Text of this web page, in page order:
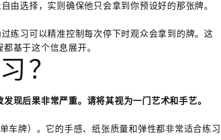
由选择，实则确保他只会拿到你预设好的那张牌。
练习可以精准控制每次停下时观众会拿到的牌。这
基于这个信息展开。
？
现后果非常严重。请将其视为一门艺术和手艺。
车牌）。它的手感、纸张质量和弹性都非常适合练习